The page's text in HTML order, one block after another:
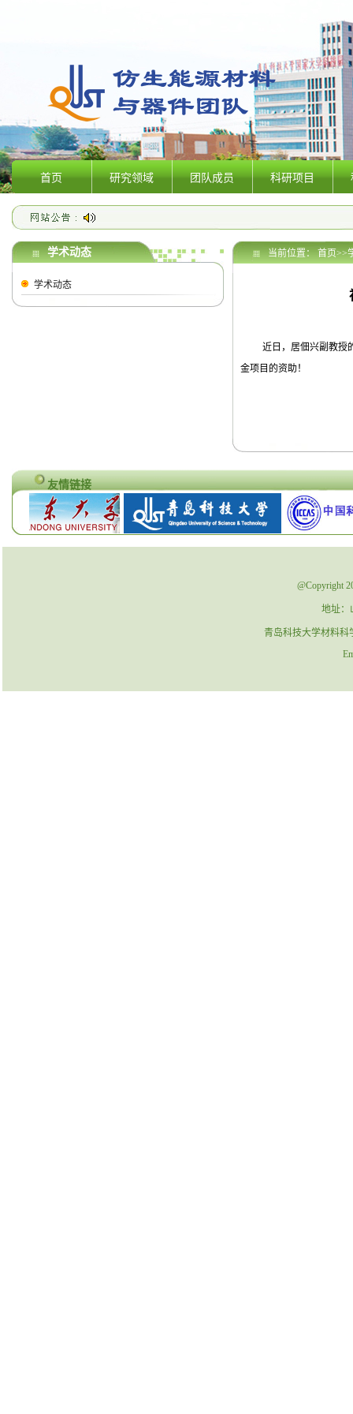
首页 研究领域 团队成员 科研项目
学术动态
学术动态
当前位置： 首页>>
近日，居佃兴副教授
金项目的资助！
友情链接
@Copyright
地址：
青岛科技大学材料科